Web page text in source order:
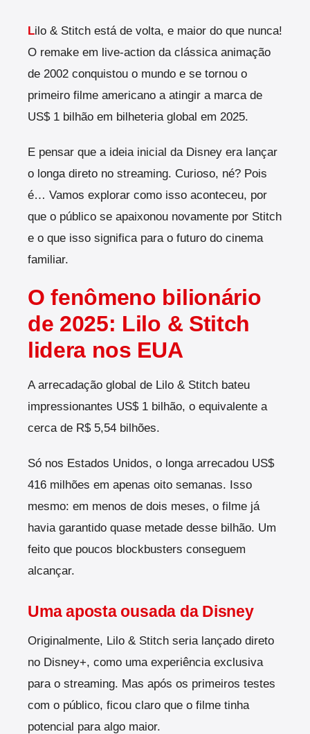
Lilo & Stitch está de volta, e maior do que nunca!
O remake em live-action da clássica animação
de 2002 conquistou o mundo e se tornou o
primeiro filme americano a atingir a marca de
US$ 1 bilhão em bilheteria global em 2025.
E pensar que a ideia inicial da Disney era lançar
o longa direto no streaming. Curioso, né? Pois
é… Vamos explorar como isso aconteceu, por
que o público se apaixonou novamente por Stitch
e o que isso significa para o futuro do cinema
familiar.
O fenômeno bilionário
de 2025: Lilo & Stitch
lidera nos EUA
A arrecadação global de Lilo & Stitch bateu
impressionantes US$ 1 bilhão, o equivalente a
cerca de R$ 5,54 bilhões.
Só nos Estados Unidos, o longa arrecadou US$
416 milhões em apenas oito semanas. Isso
mesmo: em menos de dois meses, o filme já
havia garantido quase metade desse bilhão. Um
feito que poucos blockbusters conseguem
alcançar.
Uma aposta ousada da Disney
Originalmente, Lilo & Stitch seria lançado direto
no Disney+, como uma experiência exclusiva
para o streaming. Mas após os primeiros testes
com o público, ficou claro que o filme tinha
potencial para algo maior.